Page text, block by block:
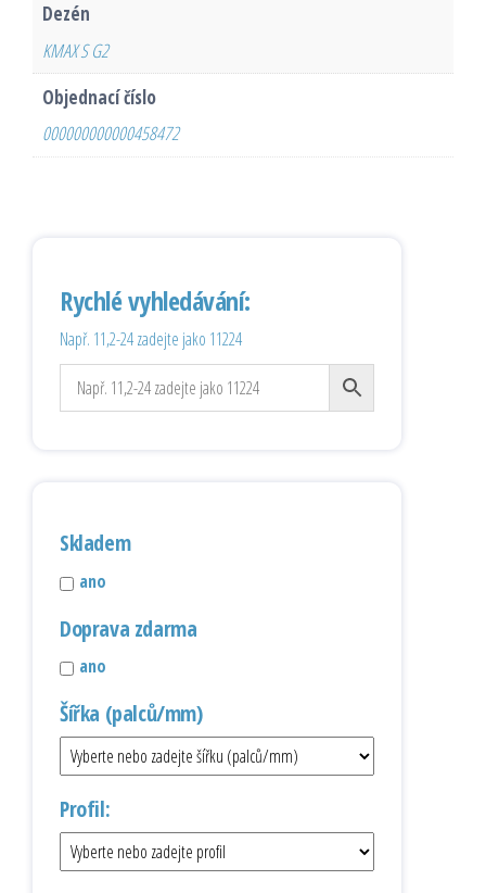
Dezén
KMAX S G2
Objednací číslo
000000000000458472
Rychlé vyhledávání:
Např. 11,2-24 zadejte jako 11224
Skladem
ano
Doprava zdarma
ano
Šířka (palců/mm)
Profil: